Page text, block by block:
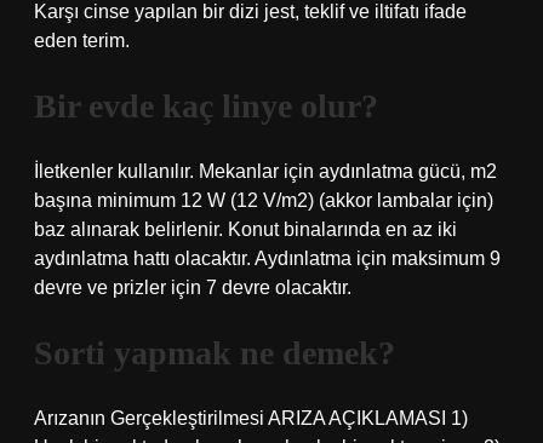
Karşı cinse yapılan bir dizi jest, teklif ve iltifatı ifade
eden terim.
Bir evde kaç linye olur?
İletkenler kullanılır. Mekanlar için aydınlatma gücü, m2
başına minimum 12 W (12 V/m2) (akkor lambalar için)
baz alınarak belirlenir. Konut binalarında en az iki
aydınlatma hattı olacaktır. Aydınlatma için maksimum 9
devre ve prizler için 7 devre olacaktır.
Sorti yapmak ne demek?
Arızanın Gerçekleştirilmesi ARIZA AÇIKLAMASI 1)